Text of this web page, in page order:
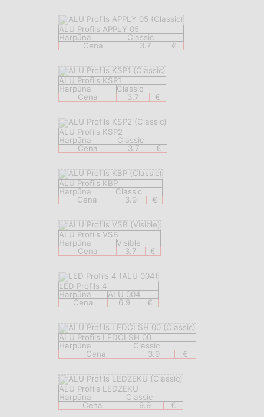
ALU Profils APPLY 05
Harpūna
Classic
Cena
3.7 €
ALU Profils KSP1
Harpūna
Classic
Cena
3.7 €
ALU Profils KSP2
Harpūna
Classic
Cena
3.7 €
ALU Profils KBP
Harpūna
Classic
Cena
3.9 €
ALU Profils VSB
Harpūna
Visible
Cena
3.7 €
LED Profils 4
Harpūna
ALU 004
Cena
6.9 €
ALU Profils LEDCLSH 00
Harpūna
Classic
Cena
3.9 €
ALU Profils LEDZEKU
Harpūna
Classic
Cena
9.9 €